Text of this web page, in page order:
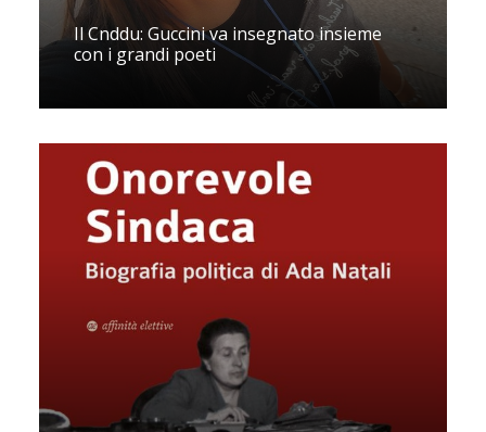
Il Cnddu: Guccini va insegnato insieme
con i grandi poeti